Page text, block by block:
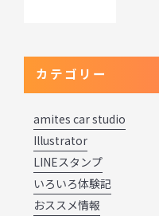
カテゴリー
amites car studio
Illustrator
LINEスタンプ
いろいろ体験記
おススメ情報